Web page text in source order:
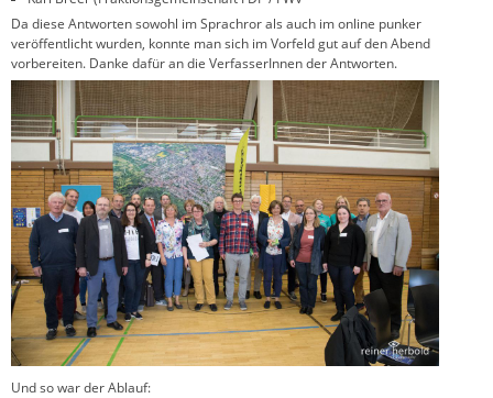
Da diese Antworten sowohl im Sprachror als auch im online punker
veröffentlicht wurden, konnte man sich im Vorfeld gut auf den Abend
vorbereiten. Danke dafür an die VerfasserInnen der Antworten.
Und so war der Ablauf: